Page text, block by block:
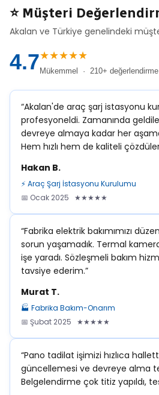
⭐ Müşteri
Akalan ve Türkiye genelindeki
4.7★★★★★
Mükemmel · 210+ değerlendirme
“Akalan'de araç şarj istasyonu
profesyoneldi. Zamanında
devreye almaya kadar her
Hem hızlı hem de kaliteli
Hakan B.
⚡ Araç Şarj İstasyonu Kurulumu
📅 Ocak 2025 ★★★★★
“Fabrika elektrik bakımımızı
sorun yaşamadık. Termal
işe yaradı. Sözleşmeli bakım
tavsiye ederim.”
Murat T.
🏭 Fabrika Bakım-Onarım
📅 Şubat 2025 ★★★★★
“Pano tadilat işimizi hızlıca
güncellemesi ve devreye alma
Belgelendirme çok titiz yapıldı,